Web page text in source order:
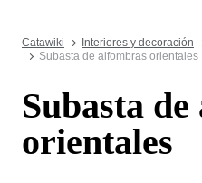
Catawiki Interiores y decoración
Subasta de alfombras orientales
Subasta
orientales